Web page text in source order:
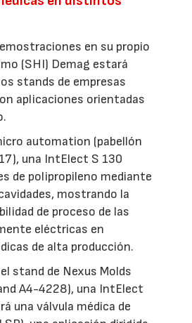
en su propio
(SHI) Demag estará
stands de empresas
aplicaciones orientadas
automation (pabellón
una IntElect S 130
de polipropileno mediante
mostrando la
de proceso de las
eléctricas en
de alta producción.
stand de Nexus Molds
A4-4228), una IntElect
una válvula médica de